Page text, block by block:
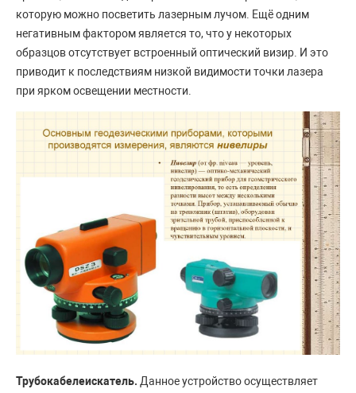
которую можно посветить лазерным лучом. Ещё одним
негативным фактором является то, что у некоторых
образцов отсутствует встроенный оптический визир. И это
приводит к последствиям низкой видимости точки лазера
при ярком освещении местности.
Трубокабелеискатель. Данное устройство осуществляет